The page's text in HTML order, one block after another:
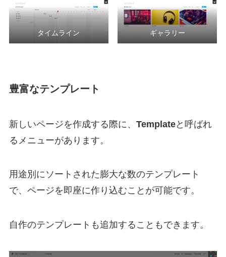
タイムライン ギャラリー
豊富なテンプレート
新しいページを作成する際に、 Templateと呼ばれ
るメニューがあります。
用途別にソートされた膨大な数のテンプレート
で、ページを即座に作り込むことが可能です。
自作のテンプレートも追加することもできます。